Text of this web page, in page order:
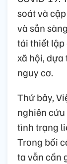
soát và
và sẵn
tái thiết lập
xã hội,
nguy cơ.
Thứ bảy,
nghiên
tình trạng
Trong bối
ta vẫn cần